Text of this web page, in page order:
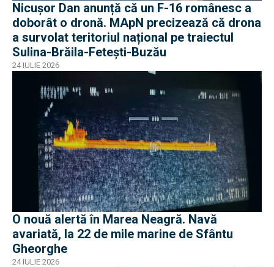
Nicușor Dan anunță că un F-16 românesc a
doborât o dronă. MApN precizează că drona
a survolat teritoriul național pe traiectul
Sulina-Brăila-Fetești-Buzău
24 IULIE 2026
O nouă alertă în Marea Neagră. Navă
avariată, la 22 de mile marine de Sfântu
Gheorghe
24 IULIE 2026